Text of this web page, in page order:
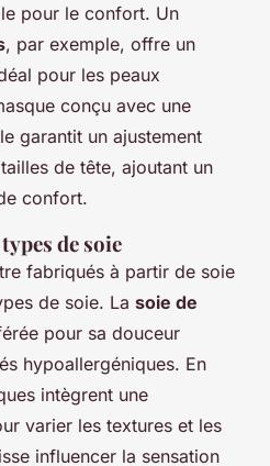
pour le confort. Un
, par exemple, offre un
pour les peaux
conçu avec une
garantit un ajustement
de tête, ajoutant un
confort.
de soie
fabriqués à partir de soie
de soie. La soie de
pour sa douceur
hypoallergéniques. En
intègrent une
varier les textures et les
influencer la sensation